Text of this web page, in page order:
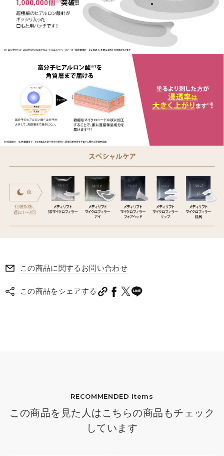
この商品に関するお問い合わせ
この商品をシェアする
RECOMMENDED Items
この商品を見た人はこちらの商品もチェック
しています